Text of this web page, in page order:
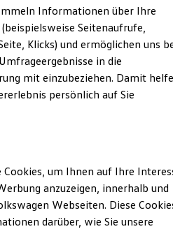
Class bei Volkswagen
ID. Modelle
Winter
KG (Impressum & Rechtliches)
251, 42109 Wuppertal
Geschlossen
Informationen über Ihre
Seitenaufrufe,
Klicks) und ermöglichen uns
in die
mit einzubeziehen. Damit
persönlich auf Sie
Cookies, um Ihnen auf Ihre
anzuzeigen, innerhalb und
Webseiten. Diese
darüber, wie Sie unsere